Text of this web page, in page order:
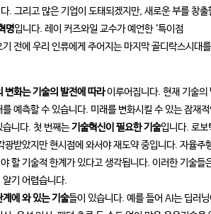
. 그리고 많은 기업이 도태되겠지만, 새로운 부를 창출
명입니다. 레이 커즈와일 교수가 예언한 ‘특이점
전에 우리 인류에게 주어지는 마지막 골디락스시대
변화는 기술의 발전에 따라이루어집니다. 현재 기술의
예측할 수 있습니다. 미래를 변화시킬 수 있는 잠재
습니다. 첫 번째는기술혁신이 필요한 기술입니다. 로보
광받았지만 현시점에 와서야 재도약 중입니다. 자율주
할 기술적 한계가 있다고 생각됩니다. 이러한 기술들
기 어렵습니다.
에 와 있는 기술들이 있습니다. 예를 들어 AI는 딥러